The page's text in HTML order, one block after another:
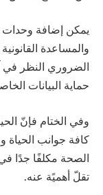
والمساعدة
الضروري النظر في
حماية البيانات
وفي الختام فإنّ
كافة جوانب
الصحة مكلفًا جدًا في
تقلّ أهميًة عنه.